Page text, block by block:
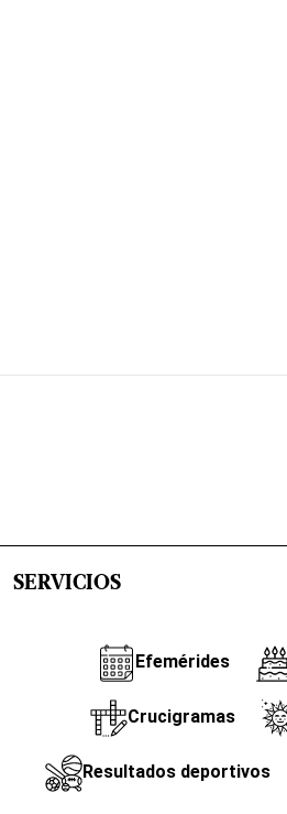
SERVICIOS
Efemérides
Crucigramas
Resultados deportivos